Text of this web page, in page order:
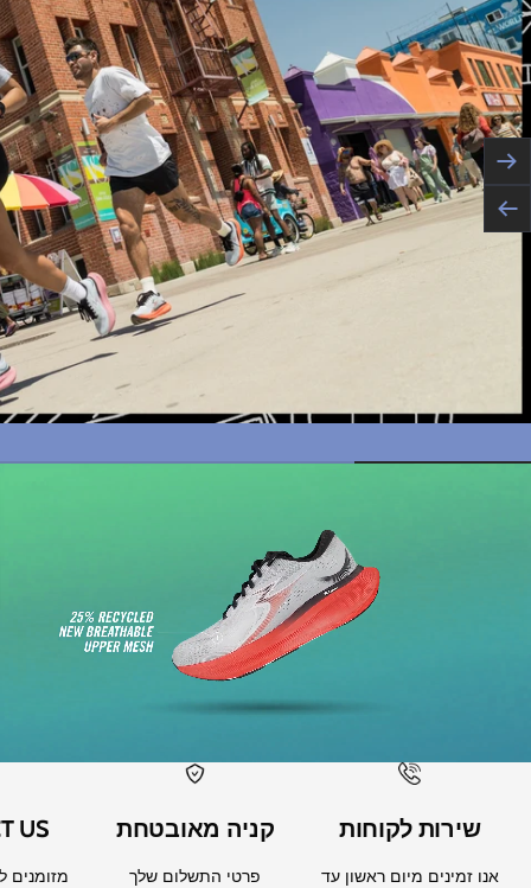
הקודם
הבא
שירות לקוחות
אנו זמינים מיום ראשון עד
קניה מאובטחת
פרטי התשלום שלך
US
מזומנים